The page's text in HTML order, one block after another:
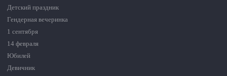
Детский праздник
Гендерная вечеринка
1 сентября
14 февраля
Юбилей
Девичник